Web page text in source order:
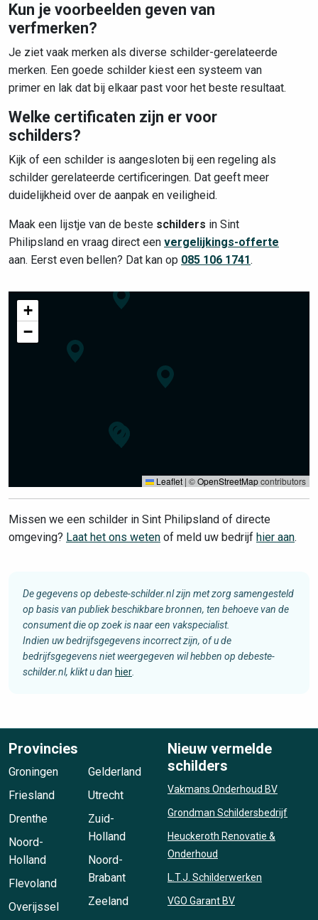
Kun je voorbeelden geven van
verfmerken?
Je ziet vaak merken als diverse schilder-gerelateerde
merken. Een goede schilder kiest een systeem van
primer en lak dat bij elkaar past voor het beste resultaat.
Welke certificaten zijn er voor
schilders?
Kijk of een schilder is aangesloten bij een regeling als
schilder gerelateerde certificeringen. Dat geeft meer
duidelijkheid over de aanpak en veiligheid.
Maak een lijstje van de beste schilders in Sint
Philipsland en vraag direct een vergelijkings-offerte
aan. Eerst even bellen? Dat kan op 085 106 1741.
+
−
Leaflet | ©OpenStreetMapcontributors
Missen we een schilder in Sint Philipsland of directe
omgeving? Laat het ons weten of meld uw bedrijf hier aan.
De gegevens op debeste-schilder.nl zijn met zorg samengesteld
op basis van publiek beschikbare bronnen, ten behoeve van de
consument die op zoek is naar een vakspecialist.
Indien uw bedrijfsgegevens incorrect zijn, of u de
bedrijfsgegevens niet weergegeven wil hebben op debeste-
schilder.nl, klikt u dan hier
Provincies
Groningen
Friesland
Drenthe
Noord-
Holland
Flevoland
Overijssel
Gelderland
Utrecht
Zuid-
Holland
Noord-
Brabant
Zeeland
Nieuw vermelde
schilders
Vakmans Onderhoud BV
Grondman Schildersbedrijf
Heuckeroth Renovatie &
Onderhoud
L.T.J. Schilderwerken
VGO Garant BV